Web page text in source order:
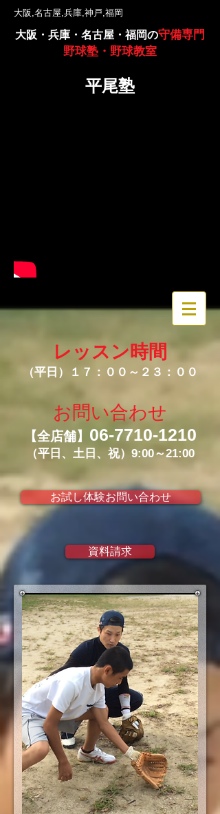
レッスン時間
（平日）１７：００～２３：００
お問い合わせ
【全店舗】 06-7710-1210
（平日、土日、祝）9:00～21:00
お試し体験お問い合わせ
大阪・兵庫・名古屋・福岡の守備専門
野球塾・野球教室
平尾塾
大阪,名古屋,兵庫,神戸,福岡
資料請求